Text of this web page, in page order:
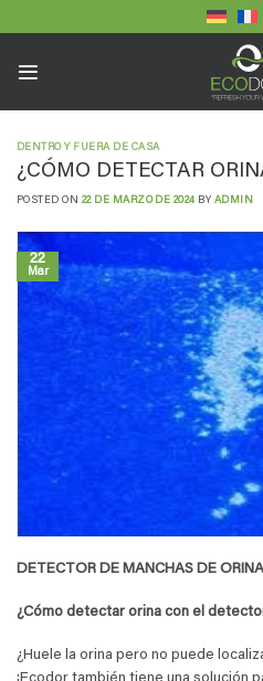
al
DENTRO Y FUERA DE CASA
¿CÓMO DETECTAR
POSTED ON 22 DE MARZO DE 2024 BY ADMIN
22
Mar
DETECTOR DE MANCHAS DE
¿Cómo detectar orina con el
¿Huele la orina pero no puede